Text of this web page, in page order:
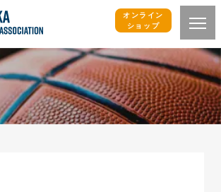
オンライン
ショップ